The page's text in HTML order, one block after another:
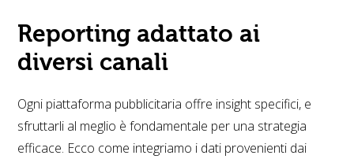
Reporting adattato ai
diversi canali
Ogni piattaforma pubblicitaria offre insight specifici, e
sfruttarli al meglio è fondamentale per una strategia
efficace. Ecco come integriamo i dati provenienti dai